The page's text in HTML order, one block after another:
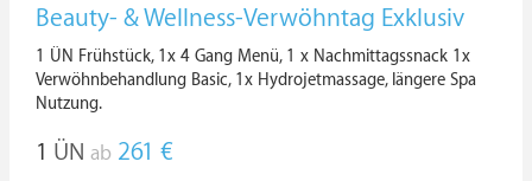
Beauty- & Wellness-Verwöhntag Exklusiv
1 ÜN Frühstück, 1x 4 Gang Menü, 1 x Nachmittagssnack 1x
Verwöhnbehandlung Basic, 1x Hydrojetmassage, längere Spa
Nutzung.
1 ÜN ab 261 €